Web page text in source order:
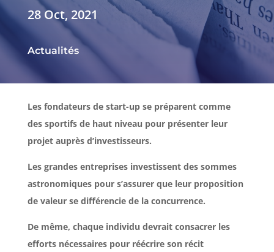
28 Oct, 2021
Actualités
Les fondateurs de start-up se préparent comme
des sportifs de haut niveau pour présenter leur
projet auprès d’investisseurs.
Les grandes entreprises investissent des sommes
astronomiques pour s’assurer que leur proposition
de valeur se différencie de la concurrence.
De même, chaque individu devrait consacrer les
efforts nécessaires pour réécrire son récit